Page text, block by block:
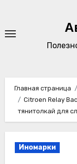
содержимому
Главная страница
Citroen Relay
тянитолкай для
Иномарки